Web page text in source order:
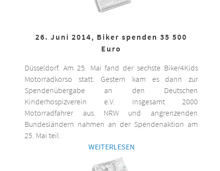
26. Juni 2014, Biker spenden 35 500
Euro
Düsseldorf. Am 25. Mai fand der sechste Biker4Kids
Motorradkorso statt. Gestern kam es dann zur
Spendenübergabe an den Deutschen
Kinderhospizverein e.V. Insgesamt 2000
Motorradfahrer aus NRW und angrenzenden
Bundesländern nahmen an der Spendenaktion am
25. Mai teil.
WEITERLESEN